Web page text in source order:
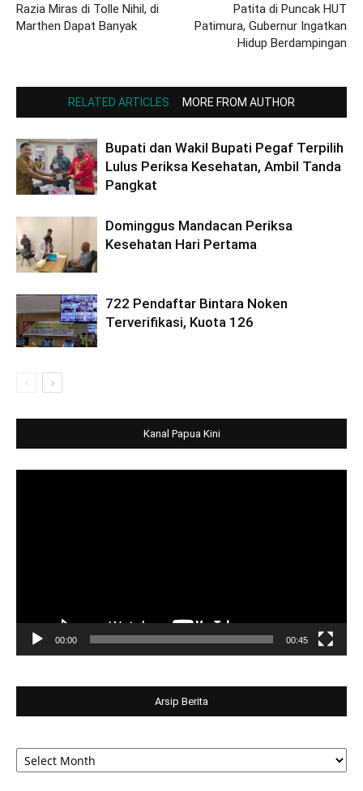
Razia Miras di Tolle Nihil, di
Marthen Dapat Banyak
Patita di Puncak HUT
Patimura, Gubernur Ingatkan
Hidup Berdampingan
RELATED ARTICLES MORE FROM AUTHOR
Bupati dan Wakil Bupati Pegaf Terpilih
Lulus Periksa Kesehatan, Ambil Tanda
Pangkat
Dominggus Mandacan Periksa
Kesehatan Hari Pertama
722 Pendaftar Bintara Noken
Terverifikasi, Kuota 126
Kanal Papua Kini
00:00 00:45
Arsip Berita
Arsip
Berita